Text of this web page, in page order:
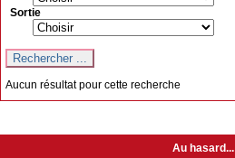
Sortie
Aucun résultat pour cette recherche
Au hasard...